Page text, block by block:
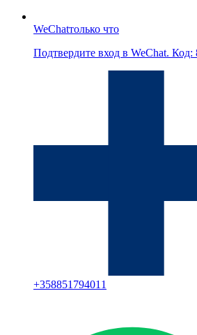
WeChatтолько что
Подтвердите вход в WeChat. Код:
+358851794011